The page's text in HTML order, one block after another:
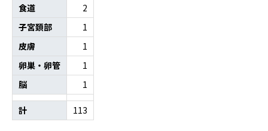
食道
2
子宮頚部
1
皮膚
1
卵巣・卵管
1
脳
1
計 113